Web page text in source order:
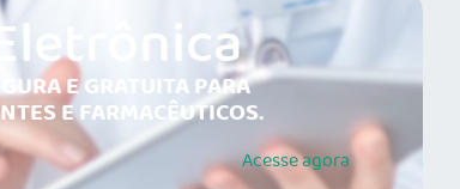
E GRATUITA PARA
E FARMACÊUTICOS.
Acesseagora